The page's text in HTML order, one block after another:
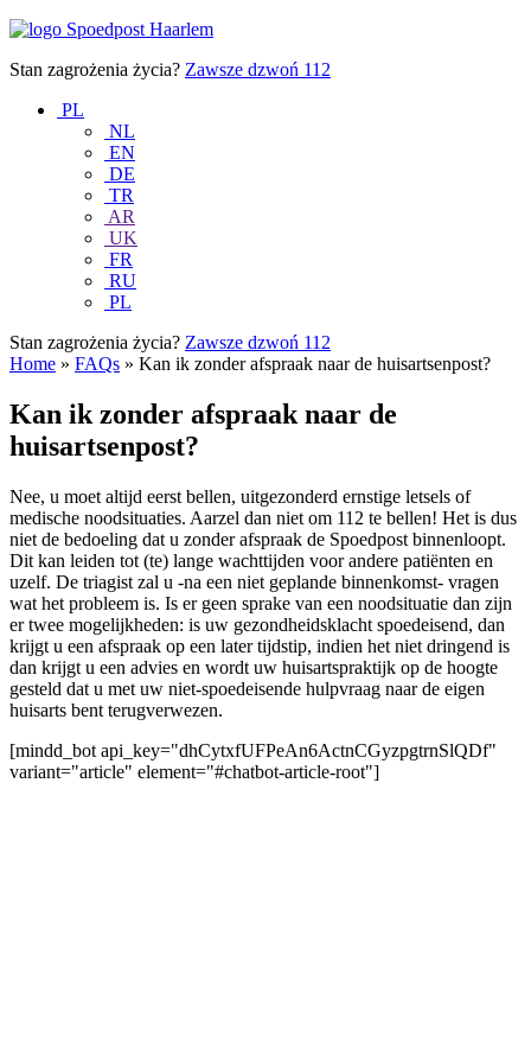
Przejdź
treści
Spoedpost
Stan zagrożenia życia? Zawsze dzwoń 112
PL
NL
EN
DE
TR
AR
UK
FR
RU
PL
Stan zagrożenia życia? Zawsze dzwoń 112
Home » FAQs » Kan ik zonder afspraak naar de huisartsenpost?
Kan ik zonder afspraak naar de
huisartsenpost?
Nee, u moet altijd eerst bellen, uitgezonderd ernstige letsels of
medische noodsituaties. Aarzel dan niet om 112 te bellen! Het is dus
niet de bedoeling dat u zonder afspraak de Spoedpost binnenloopt.
Dit kan leiden tot (te) lange wachttijden voor andere patiënten en
uzelf. De triagist zal u -na een niet geplande binnenkomst- vragen
wat het probleem is. Is er geen sprake van een noodsituatie dan zijn
er twee mogelijkheden: is uw gezondheidsklacht spoedeisend, dan
krijgt u een afspraak op een later tijdstip, indien het niet dringend is
dan krijgt u een advies en wordt uw huisartspraktijk op de hoogte
gesteld dat u met uw niet-spoedeisende hulpvraag naar de eigen
huisarts bent terugverwezen.
[mindd_bot api_key="dhCytxfUFPeAn6ActnCGyzpgtrnSlQDf"
variant="article" element="#chatbot-article-root"]